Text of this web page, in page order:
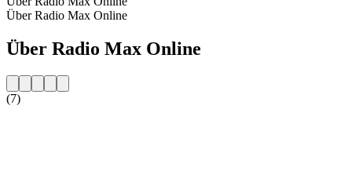
Über Radio Max Online
Über Radio Max Online
(7)